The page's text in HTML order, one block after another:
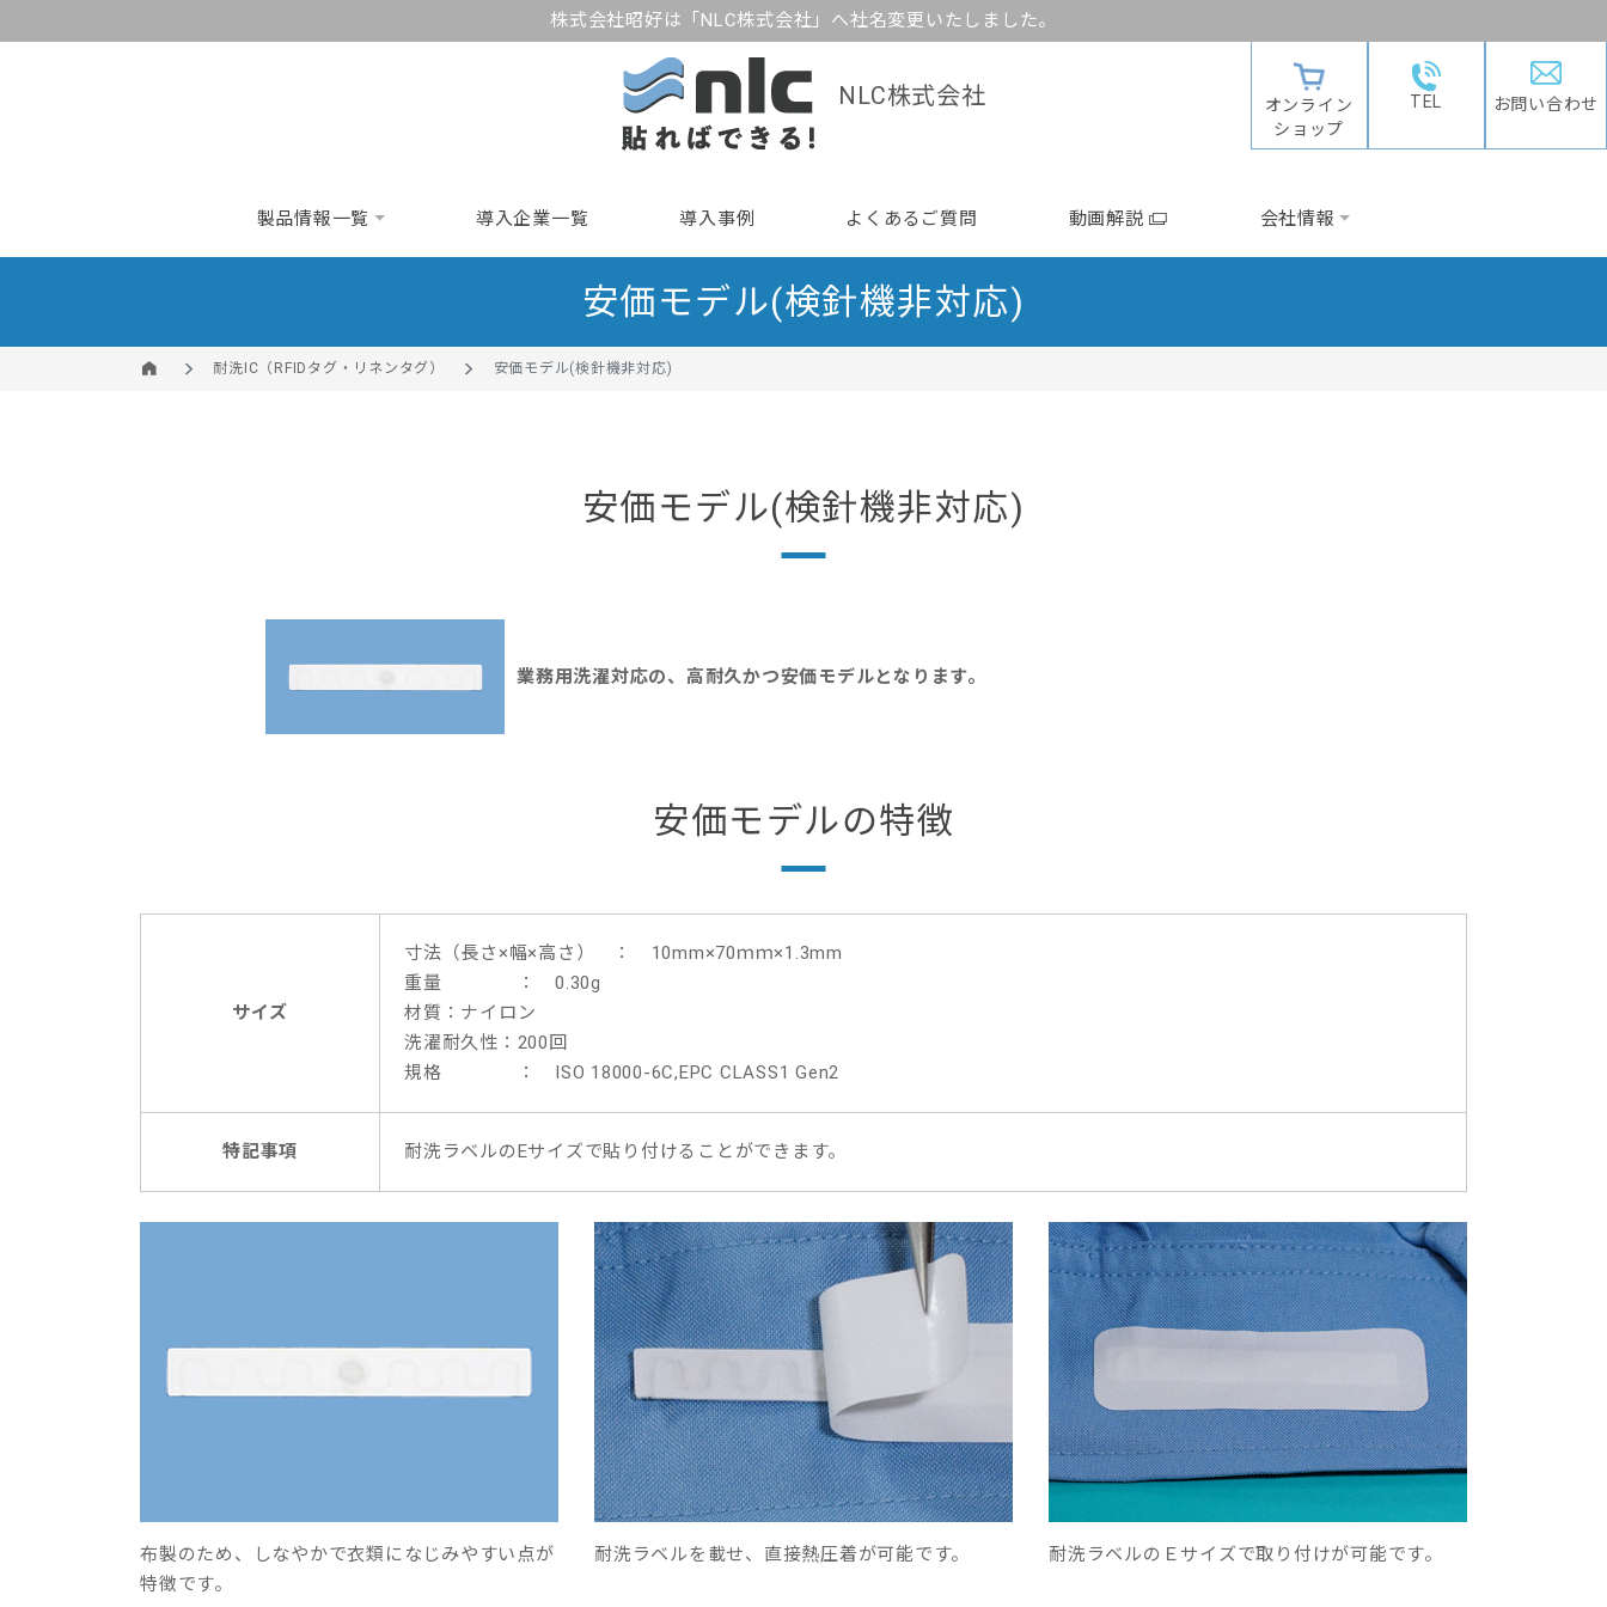
株式会社昭好は「NLC株式会社」へ社名変更いたしました。
NLC株式会社
製品情報一覧 導入企業一覧 導入事例 よくあるご質問 動画解説 会社情報
オンライン
ショップ
TEL お問い合わせ
安価モデル(検針機非対応)
耐洗IC（RFIDタグ・リネンタグ） 安価モデル(検針機非対応)
安価モデル(検針機非対応)
業務用洗濯対応の、高耐久かつ安価モデルとなります。
安価モデルの特徴
サイズ
寸法（長さ×幅×高さ） ： 10mm×70ｍｍ×1.3mm
重量 ： 0.30g
材質：ナイロン
洗濯耐久性：200回
規格 ： ISO 18000-6C,EPC CLASS1 Gen2
特記事項 耐洗ラベルのEサイズで貼り付けることができます。
布製のため、しなやかで衣類になじみやすい点が
特徴です。
耐洗ラベルを載せ、直接熱圧着が可能です。 耐洗ラベルのＥサイズで取り付けが可能です。